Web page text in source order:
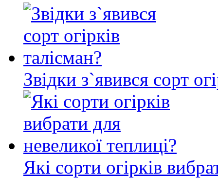
Звідки з`явився сорт
Які сорти огірків